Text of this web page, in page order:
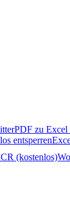
PDF zu Excel
entsperren
(kostenlos)